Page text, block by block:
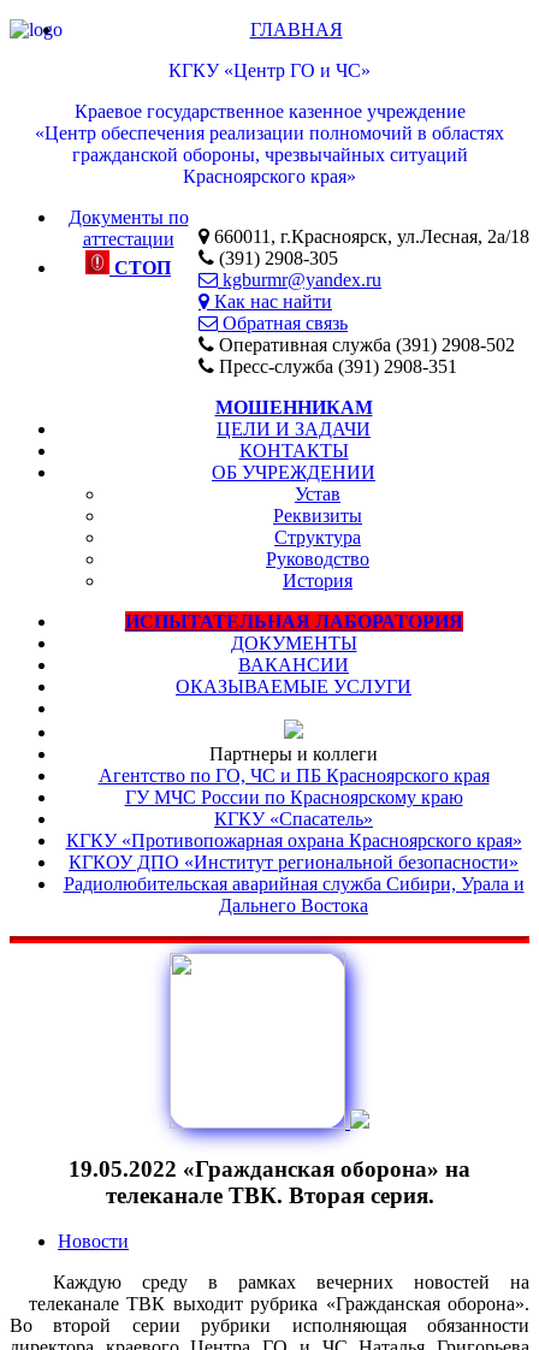
КГКУ «Центр ГО и ЧС»
Краевое государственное казенное учреждение
«Центр обеспечения реализации полномочий в областях
гражданской обороны, чрезвычайных ситуаций
Красноярского края»
660011, г.Красноярск, ул.Лесная, 2а/18
(391) 2908-305
kgburmr@yandex.ru
Как нас найти
Обратная связь
Оперативная служба (391) 2908-502
Пресс-служба (391) 2908-351
ГЛАВНАЯ
Документы по
аттестации
СТОП
МОШЕННИКАМ
ЦЕЛИ И ЗАДАЧИ
КОНТАКТЫ
ОБ УЧРЕЖДЕНИИ
Устав
Реквизиты
Структура
Руководство
История
ИСПЫТАТЕЛЬНАЯ ЛАБОРАТОРИЯ
ДОКУМЕНТЫ
ВАКАНСИИ
ОКАЗЫВАЕМЫЕ УСЛУГИ
Партнеры и коллеги
Агентство по ГО, ЧС и ПБ Красноярского края
ГУ МЧС России по Красноярскому краю
КГКУ «Спасатель»
КГКУ «Противопожарная охрана Красноярского края»
КГКОУ ДПО «Институт региональной безопасности»
Радиолюбительская аварийная служба Сибири, Урала и
Дальнего Востока
19.05.2022 «Гражданская оборона» на
телеканале ТВК. Вторая серия.
Новости
Каждую среду в рамках вечерних новостей на
телеканале ТВК выходит рубрика «Гражданская оборона».
Во второй серии рубрики исполняющая обязанности